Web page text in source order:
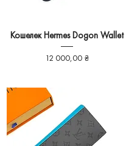
Кошелек Hermes Dogon Wallet
Ціна
12 000,00 ₴